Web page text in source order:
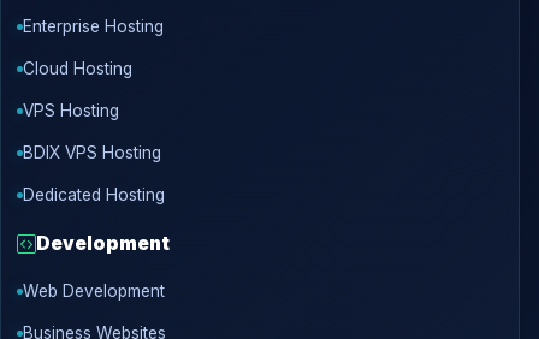
Enterprise Hosting
Cloud Hosting
VPS Hosting
BDIX VPS Hosting
Dedicated Hosting
Development
Web Development
Business Websites